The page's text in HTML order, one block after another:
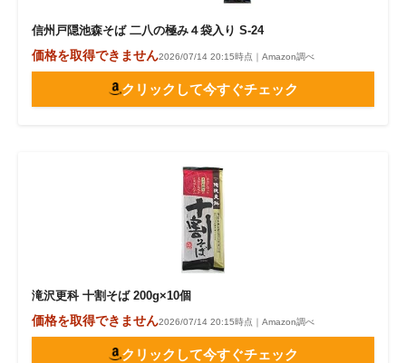
信州戸隠池森そば 二八の極み４袋入り S-24
価格を取得できません2026/07/14 20:15時点｜Amazon調べ
クリックして今すぐチェック
滝沢更科 十割そば 200g×10個
価格を取得できません2026/07/14 20:15時点｜Amazon調べ
クリックして今すぐチェック